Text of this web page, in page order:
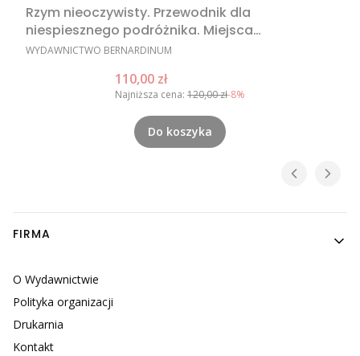
Rzym nieoczywisty. Przewodnik dla
niespiesznego podróżnika. Miejsca
nieoczywiste w Rzymie, nietypowe atrakcje
PRODUCENT
WYDAWNICTWO BERNARDINUM
Cena promocyjna
110,00 zł
Najniższa cena: 120,00 zł-8%
Do koszyka
Linki w stopce
FIRMA
O Wydawnictwie
Polityka organizacji
Drukarnia
Kontakt